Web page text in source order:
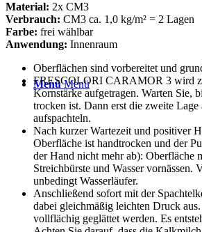
Menü Menü
Material: 2x CM3
Verbrauch: CM3 ca. 1,0 kg/m² = 2 Lagen
Farbe: frei wählbar
Anwendung: Innenraum
Oberflächen sind vorbereitet und
FRESCOLORI CARAMOR 3 wird
Kornstärke aufgetragen. Warten Sie,
trocken ist. Dann erst die zweite
aufspachteln.
Nach kurzer Wartezeit und positiver
Oberfläche ist handtrocken und der
der Hand nicht mehr ab): Oberfläche
Streichbürste und Wasser vornässen.
unbedingt Wasserläufer.
Anschließend sofort mit der
dabei gleichmäßig leichten Druck
vollflächig geglättet werden. Es